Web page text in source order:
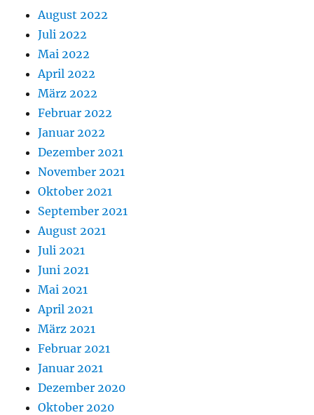
August 2022
Juli 2022
Mai 2022
April 2022
März 2022
Februar 2022
Januar 2022
Dezember 2021
November 2021
Oktober 2021
September 2021
August 2021
Juli 2021
Juni 2021
Mai 2021
April 2021
März 2021
Februar 2021
Januar 2021
Dezember 2020
Oktober 2020